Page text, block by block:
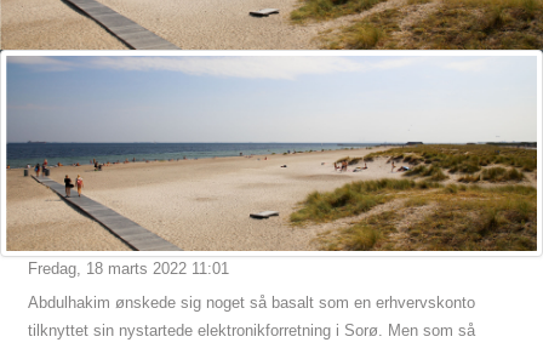
Nyheder
Svært for iværksættere at få en erhvervskonto
Fredag, 18 marts 2022 11:01
Abdulhakim ønskede sig noget så basalt som en erhvervskonto
tilknyttet sin nystartede elektronikforretning i Sorø. Men som så